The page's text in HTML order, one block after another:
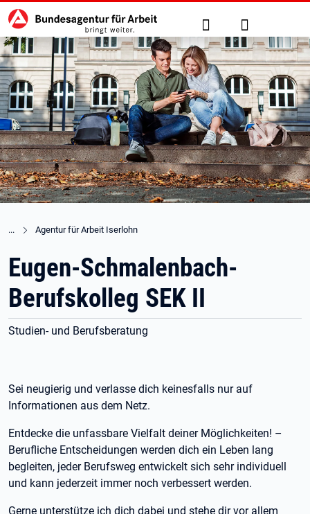
zu den Hauptinhalten springen
Hauptnavigation Suche Anmelden
Agentur für Arbeit Iserlohn
Eugen-Schmalenbach-
Berufskolleg SEK II
Studien- und Berufsberatung
Sei neugierig und verlasse dich keinesfalls nur auf
Informationen aus dem Netz.
Entdecke die unfassbare Vielfalt deiner Möglichkeiten! –
Berufliche Entscheidungen werden dich ein Leben lang
begleiten, jeder Berufsweg entwickelt sich sehr individuell
und kann jederzeit immer noch verbessert werden.
Gerne unterstütze ich dich dabei und stehe dir vor allem